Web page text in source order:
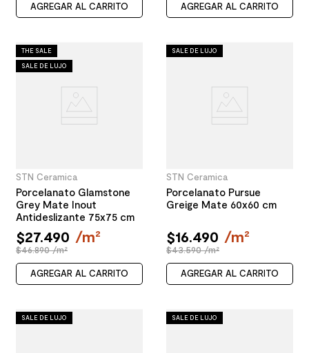
AGREGAR AL CARRITO AGREGAR AL CARRITO
THE SALE
SALE DE LUJO
STN Ceramica
Porcelanato Glamstone
Grey Mate Inout
Antideslizante 75x75 cm
$27.490 /m²
$46.890 /m²
AGREGAR AL CARRITO
SALE DE LUJO
STN Ceramica
Porcelanato Pursue
Greige Mate 60x60 cm
$16.490 /m²
$43.590 /m²
AGREGAR AL CARRITO
SALE DE LUJO SALE DE LUJO